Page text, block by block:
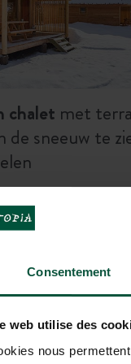
Consentement
web utilise des
nous
chalet met
de sneeuw te
Chalet